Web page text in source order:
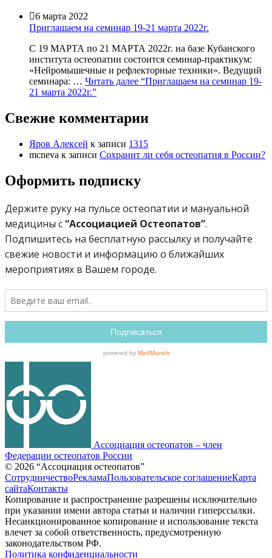
6 марта 2022
Приглашаем на семинар 19-21 марта 2022г.
С 19 МАРТА по 21 МАРТА 2022г. на базе Кубанского
института остеопатии состоится семинар-практикум:
«Нейромышечные и рефлекторные техники». Ведущий
семинара: … Читать далее “Приглашаем на семинар 19-
21 марта 2022г.”
Свежие комментарии
Яров Алексей к записи 1315
mcneva к записи Сохранит ли себя остеопатия в России?
Оформить подписку
Ассоциация остеопатов – член
Федерации остеопатов России
© 2026 “Ассоциация остеопатов”
СотрудничествоРекламаПользовательское соглашениеКарта
сайтаКонтакты
Копирование и распространение разрешены исключительно
при указании имени автора статьи и наличии гиперссылки.
Несанкционированное копирование и использование текста
влечет за собой ответственность, предусмотренную
законодательством РФ.
Политика конфиденциальности